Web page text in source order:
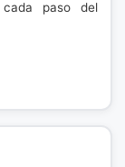
paso del